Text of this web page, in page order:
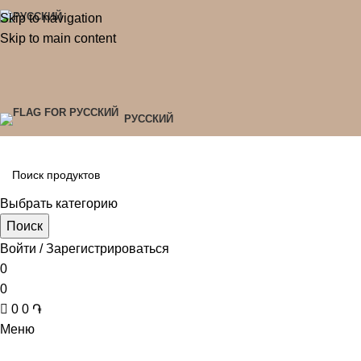
Skip to navigation
Skip to main content
РУССКИЙ
Выбрать категорию
Поиск
Войти / Зарегистрироваться
0
0
0 0 ֏
Меню